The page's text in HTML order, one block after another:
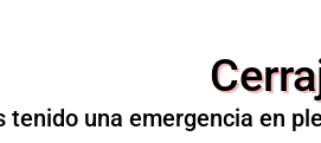
tenido una emergencia en